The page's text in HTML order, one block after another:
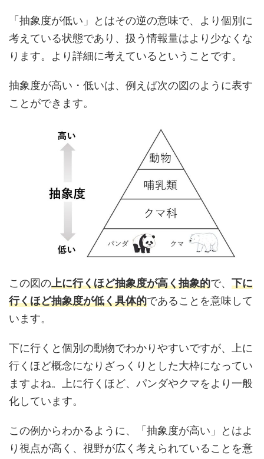
「抽象度が低い」とはその逆の意味で、より個別に
考えている状態であり、扱う情報量はより少なくな
ります。より詳細に考えているということです。
抽象度が高い・低いは、例えば次の図のように表す
ことができます。
この図の上に行くほど抽象度が高く抽象的で、 下に
行くほど抽象度が低く具体的であることを意味して
います。
下に行くと個別の動物でわかりやすいですが、上に
行くほど概念になりざっくりとした大枠になってい
ますよね。上に行くほど、パンダやクマをより一般
化しています。
この例からわかるように、「抽象度が高い」とはよ
り視点が高く、視野が広く考えられていることを意